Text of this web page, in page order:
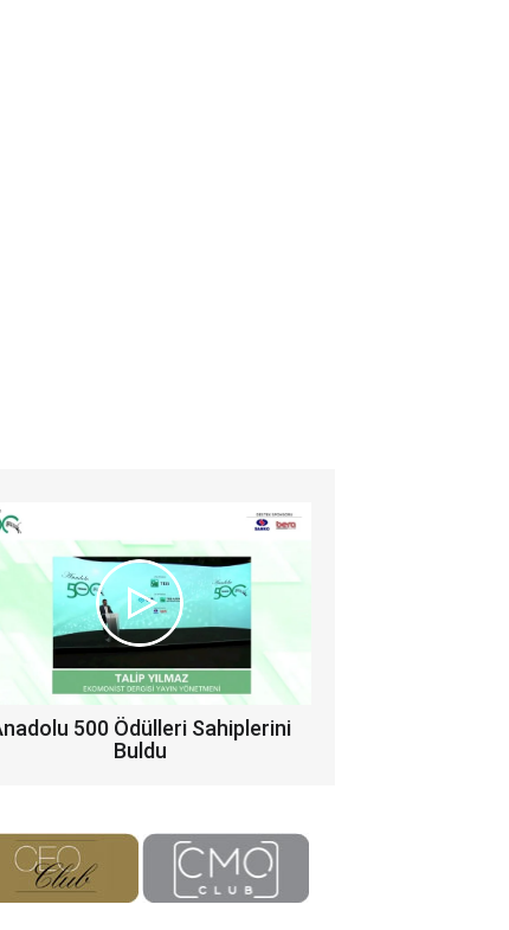
500 Ödülleri Sahiplerini
Buldu